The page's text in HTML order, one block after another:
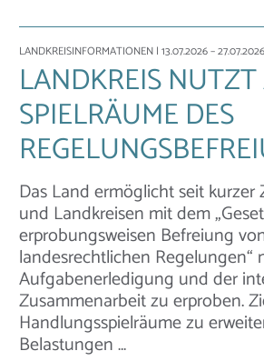
LANDKREISINFORMATIONEN | 13.07.2026 – 27.07.2026
LANDKREIS
SPIELRÄUME DES
Das Land ermöglicht seit kurzer
und Landkreisen mit dem
erprobungsweisen Befreiung
landesrechtlichen Regelungen“
Aufgabenerledigung und der
Zusammenarbeit zu erproben.
Handlungsspielräume zu
Belastungen …